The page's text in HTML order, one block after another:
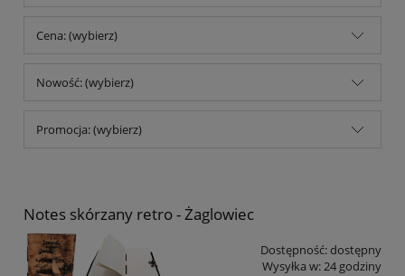
Cena: (wybierz)
Nowość: (wybierz)
Promocja: (wybierz)
Notes skórzany retro - Żaglowiec
Dostępność:dostępny
Wysyłka w:24 godziny